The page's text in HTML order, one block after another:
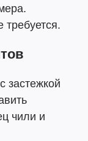
застежкой
чили и